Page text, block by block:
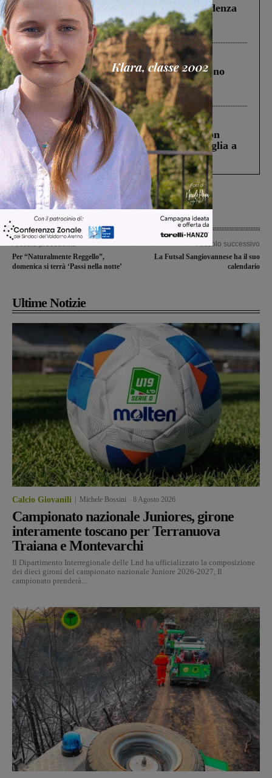
Piscina di Figline finanziata oltre la scadenza
Pnrr, il gruppo di Fratelli d’Italia: “Un
ringraziamento al Governo”
Cronaca 4 Agosto 2026
Un anno fa la strage in A1 in cui morirono
Gianni, Giulia e Franco. Lo schianto, il
processo, lo stop ai sorpassi fra tir....
Cronaca 3 Agosto 2026
Scomparso da una struttura di Castiglion
Fiorentino l’uomo che aveva ucciso la figlia a
Levane nel 2020
Articolo precedente
Per “Naturalmente Reggello”,
domenica si terrà ‘Passi nella notte’
Articolo successivo
La Futsal Sangiovannese ha il suo
calendario
Ultime Notizie
Calcio Giovanili Michele Bossini 8 Agosto 2026
Campionato nazionale Juniores, girone
interamente toscano per Terranuova
Traiana e Montevarchi
Il Dipartimento Interregionale delle Lnd ha ufficializzato la composizione
dei dieci gironi del campionato nazionale Juniore 2026-2027, Il
campionato prenderà...